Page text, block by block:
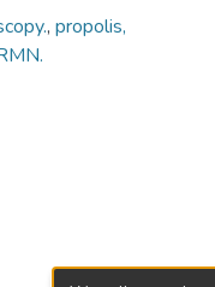
, propolis,